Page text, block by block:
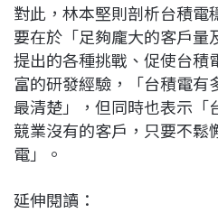
對此，林本堅則剖析台積電
要在於「足夠龐大的客戶量
提出的各種挑戰、促使台積
富的研發經驗，「台積電有
最清楚」，但同時也表示「
競業沒有的客戶，只要不鬆
電」。
延伸閱讀：